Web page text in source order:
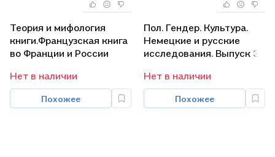
Теория и мифология
книги.Французская книга
во Франции и России
Нет в наличии
Похожее
Пол. Гендер. Культура.
Немецкие и русские
исследования. Выпуск 3
Нет в наличии
Похожее